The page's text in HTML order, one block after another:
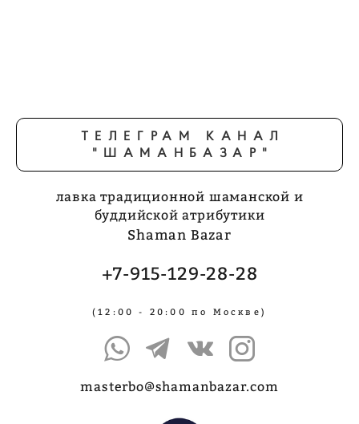
ТЕЛЕГРАМ КАНАЛ
"ШАМАНБАЗАР"
лавка традиционной шаманской и
буддийской атрибутики
Shaman Bazar
+7-915-129-28-28
(12:00 - 20:00 по Москве)
masterbo@shamanbazar.com